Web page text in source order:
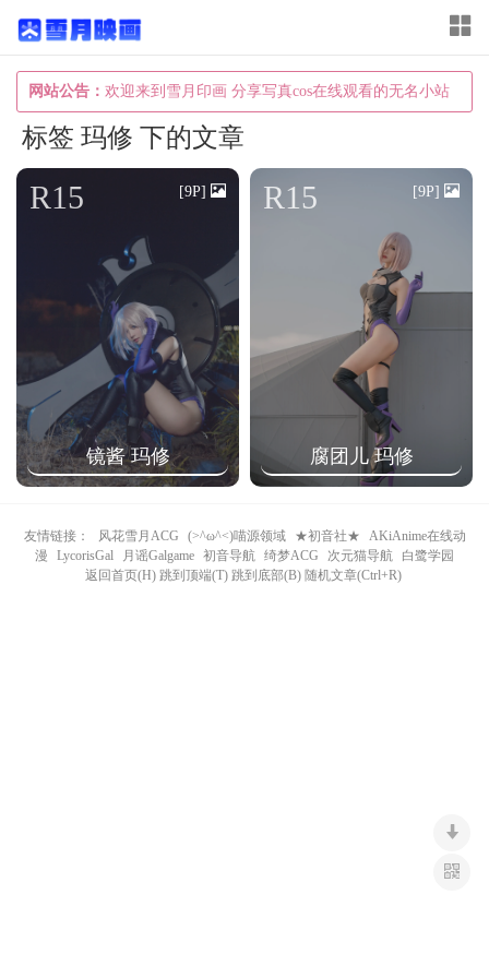
网站公告： 欢迎来到雪月印画 分享写真cos在线观看的无名小站
T
o
g
e
v
o
标签 玛修 下的文章
镜酱 玛修
R15 [9P]
腐团儿 玛修
R15 [9P]
友情链接： 风花雪月ACG (>^ω^<)喵源领域 ★初音社★
AKiAnime在线动
漫
LycorisGal 月谣Galgame 初音导航 绮梦ACG 次元猫导航
白鹭学园
返回首页(H) 跳到顶端(T) 跳到底部(B) 随机文章(Ctrl+R)